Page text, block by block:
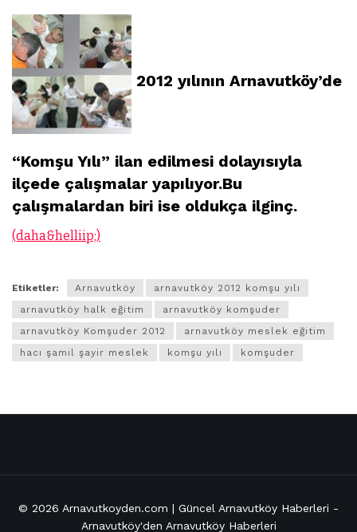
2012 yılının Arnavutköy’de
“Komşu Yılı” ilan edilmesi dolayısıyla
ilçede çalışmalar yapılıyor.Bu
çalışmalardan biri ise oldukça ilginç.
(daha&helliip;)
Etiketler: Arnavutköy
arnavutköy 2012 komşu yılı
arnavutköy halk eğitim
arnavutköy komşuder
arnavutköy Komşuder 2012
arnavutköy meslek eğitim
hacı şamil şayir meslek
komşu yılı komşuder
© 2026 Arnavutkoyden.com | Güncel Arnavutköy Haberleri -
Arnavutköy'den Arnavutköy Haberleri